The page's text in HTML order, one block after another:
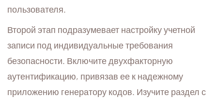
пользователя.
Второй этап подразумевает настройку учетной
записи под индивидуальные требования
безопасности. Включите двухфакторную
аутентификацию, привязав ее к надежному
приложению генератору кодов. Изучите раздел с